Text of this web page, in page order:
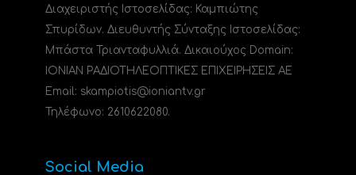
Διαχειριστής Ιστοσελίδας: Καμπιώτης
Σπυρίδων. Διευθυντής Σύνταξης Ιστοσελίδας:
Μπάστα Τριανταφυλλιά. Δικαιούχος Domain:
ΙΟΝΙΑΝ ΡΑΔΙΟΤΗΛΕΟΠΤΙΚΕΣ ΕΠΙΧΕΙΡΗΣΕΙΣ ΑΕ
Email: skampiotis@ioniantv.gr
Τηλέφωνο: 2610622080.
Social Media